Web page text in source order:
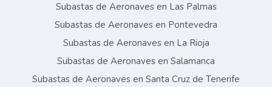
Subastas de Aeronaves en Las Palmas
Subastas de Aeronaves en Pontevedra
Subastas de Aeronaves en La Rioja
Subastas de Aeronaves en Salamanca
Subastas de Aeronaves en Santa Cruz de Tenerife